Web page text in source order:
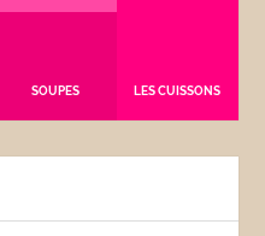
SOUPES LES CUISSONS